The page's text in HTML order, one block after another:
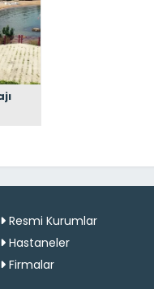
Resmi Kurumlar
Hastaneler
Firmalar